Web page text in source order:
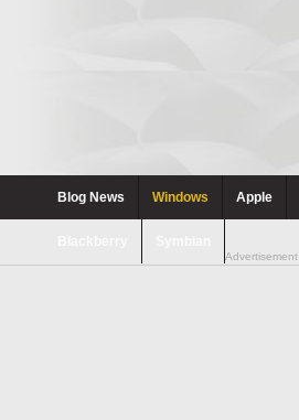
Blog News Windows Apple
Advertisement